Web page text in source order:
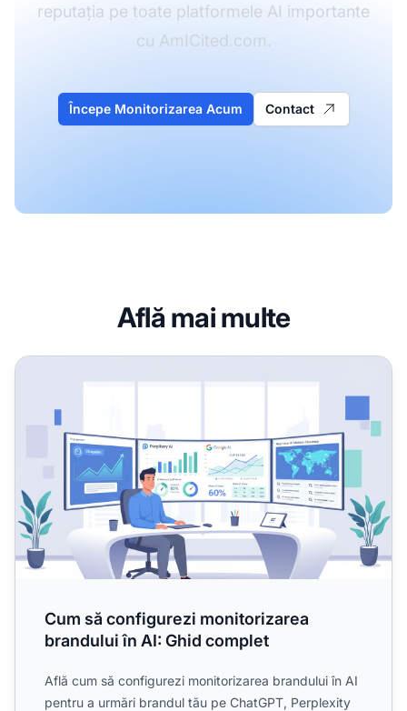
reputația pe toate platformele AI importante
cu AmICited.com.
Începe Monitorizarea Acum Contact
Află mai multe
Cum să configurezi monitorizarea brandului în AI: Ghid
Cum să configurezi monitorizarea
brandului în AI: Ghid complet
Află cum să configurezi monitorizarea brandului în AI
pentru a urmări brandul tău pe ChatGPT, Perplexity